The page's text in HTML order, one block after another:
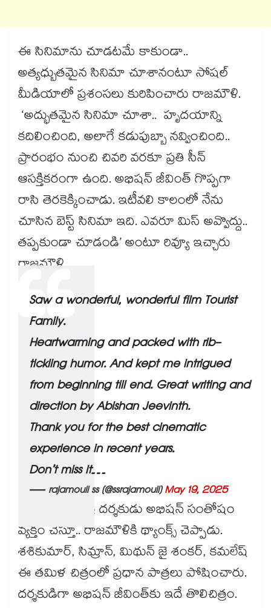
ఈ సినిమాను చూడటమే కాకుండా..
అత్యధ్బుతమైన సినిమా చూశానంటూ సోషల్
మీడియాలో ప్రశంసలు కురిపించారు రాజమౌళి.
‘అద్భుతమైన సినిమా చూశా.. హృదయాన్ని
కదిలించింది, అలాగే కడుపుబ్బా నవ్వించింది..
ప్రారంభం నుంచి చివరి వరకూ ప్రతి సీన్‌‌
ఆసక్తికరంగా ఉంది. అభిషన్‌‌ జీవింత్‌‌ గొప్పగా
రాసి తెరకెక్కించాడు. ఇటీవలి కాలంలో నేను
చూసిన బెస్ట్ సినిమా ఇది. ఎవరూ మిస్‌‌ అవ్వొద్దు..
తప్పకుండా చూడండి’ అంటూ రివ్యూ ఇచ్చారు
రాజమౌళి.
Saw a wonderful, wonderful film Tourist
Family.
Heartwarming and packed with rib-
tickling humor. And kept me intrigued
from beginning till end. Great writing and
direction by Abishan Jeevinth.
Thank you for the best cinematic
experience in recent years.
Don’t miss it…
— rajamouli ss (@ssrajamouli)May 19, 2025
ఇందుకు ఆ చిత్ర దర్శకుడు అభిషన్‌‌ సంతోషం
వ్యక్తం చేస్తూ.. రాజమౌళికి థ్యాంక్స్ చెప్పాడు.
శశికుమార్, సిమ్రాన్, మిథున్ జై శంకర్, కమలేష్
ఈ తమిళ చిత్రంలో ప్రధాన పాత్రలు పోషించారు.
దర్శకుడిగా అభిషన్ జీవింత్‌‌కు ఇదే తొలిచిత్రం.